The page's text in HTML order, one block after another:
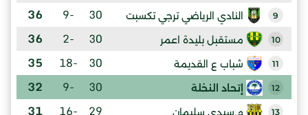
9 النادي الرياضي ترجي تكسبت 30
-9
36
10 مستقبل بليدة اعمر 30
-2
36
11 شباب ع القديمة 30
-18
35
12 إتحاد النخلة 30
-9
32
13 م.سيدي سليمان 29
-16
31